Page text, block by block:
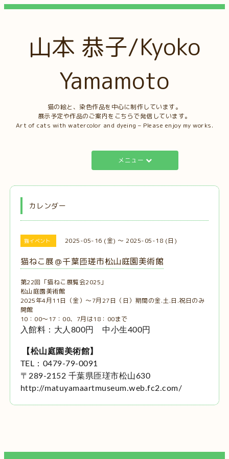
山本 恭子/Kyoko
Yamamoto
猫の絵と、染色作品を中心に制作しています。
展示予定や作品のご案内をこちらで発信しています。
Art of cats with watercolor and dyeing – Please enjoy my works.
メニュー
カレンダー
猫イベント 2025-05-16 (金) ～ 2025-05-18 (日)
猫ねこ展＠千葉匝瑳市松山庭園美術館
第22回「猫ねこ展覧会2025」
松山庭園美術館
2025年4月11日（金）～7月27日（日）期間の金.土.日.祝日のみ
開館
10：00～17：00、7月は18：00まで
入館料：大人800円 中小生400円
【松山庭園美術館】
TEL：0479-79-0091
〒289-2152 千葉県匝瑳市松山630
http://matuyamaartmuseum.web.fc2.com/